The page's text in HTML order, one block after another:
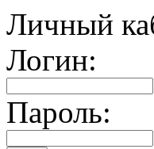
Личный
Логин:
Пароль: